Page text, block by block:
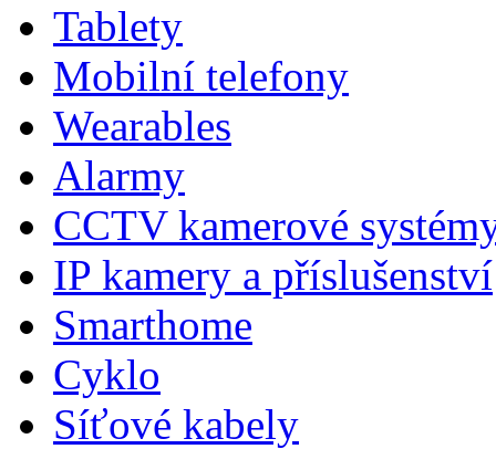
Tablety
Mobilní telefony
Wearables
Alarmy
CCTV kamerové
IP kamery a příslušenství
Smarthome
Cyklo
Síťové kabely